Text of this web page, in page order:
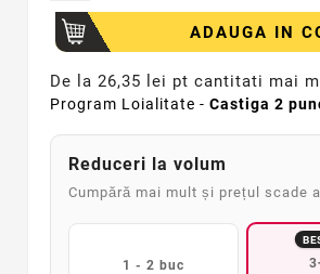
ADAUGA IN
De la 26,35 lei pt cantitati mai
Program Loialitate - Castiga 2
Reduceri la volum
Cumpără mai mult și prețul scade
1 - 2 buc